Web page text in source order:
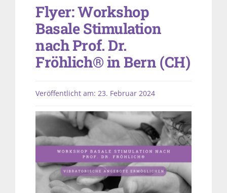
Förderung
Flyer: Workshop
Basale Stimulation
nach Prof. Dr.
Fröhlich® in Bern (CH)
Veröffentlicht am: 23. Februar 2024